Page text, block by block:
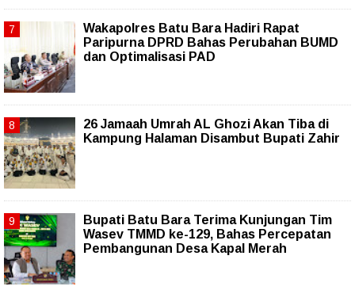
Wakapolres Batu Bara Hadiri Rapat
Paripurna DPRD Bahas Perubahan BUMD
dan Optimalisasi PAD
26 Jamaah Umrah AL Ghozi Akan Tiba di
Kampung Halaman Disambut Bupati Zahir
Bupati Batu Bara Terima Kunjungan Tim
Wasev TMMD ke-129, Bahas Percepatan
Pembangunan Desa Kapal Merah